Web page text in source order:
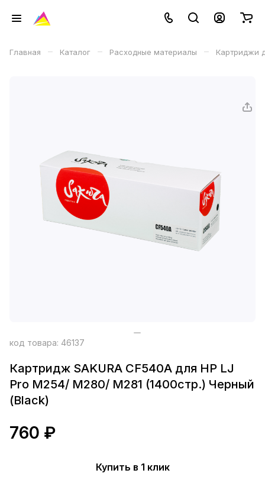
Главная – Каталог – Расходные материалы – Картриджи
код товара: 46137
Картридж SAKURA CF540A для HP LJ
Pro M254/ M280/ M281 (1400стр.) Черный
(Black)
760 ₽
Купить в 1 клик